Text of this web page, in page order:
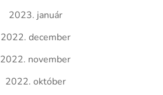
2023. január
2022. december
2022. november
2022. október